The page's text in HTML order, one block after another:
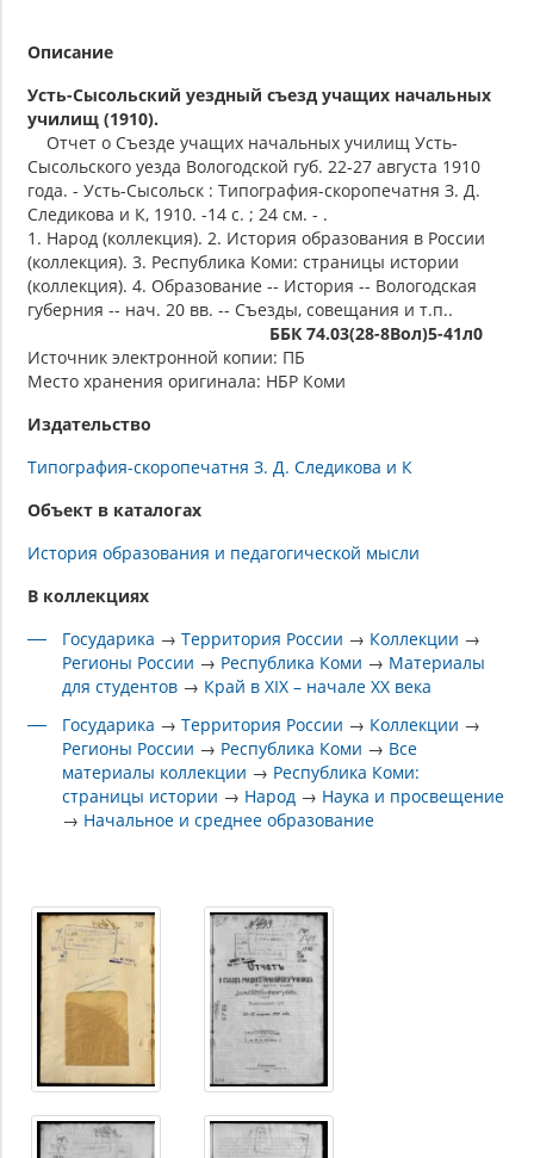
Описание
Усть-Сысольский уездный съезд учащих начальных
училищ (1910).
Отчет о Съезде учащих начальных училищ Усть-
Сысольского уезда Вологодской губ. 22-27 августа 1910
года. - Усть-Cысольск : Типография-скоропечатня З. Д.
Следикова и К, 1910. -14 с. ; 24 см. - .
1. Народ (коллекция). 2. История образования в России
(коллекция). 3. Республика Коми: страницы истории
(коллекция). 4. Образование -- История -- Вологодская
губерния -- нач. 20 вв. -- Съезды, совещания и т.п..
ББК 74.03(28-8Вол)5-41л0
Источник электронной копии: ПБ
Место хранения оригинала: НБР Коми
Издательство
Типография-скоропечатня З. Д. Следикова и К
Объект в каталогах
История образования и педагогической мысли
В коллекциях
Государика →Территория России → Коллекции →
Регионы России → Республика Коми → Материалы
для студентов → Край в XIX – начале XX века
Государика →Территория России → Коллекции →
Регионы России → Республика Коми → Все
материалы коллекции → Республика Коми:
страницы истории → Народ → Наука и просвещение
→ Начальное и среднее образование